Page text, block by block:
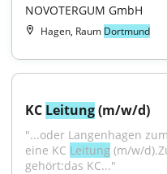
NOVOTERGUM GmbH
Hagen, Raum Dortmund
KC Leitung (m/w/d)
"...oder Langenhagen
eine KC Leitung (m/w/
gehört:das KC..."